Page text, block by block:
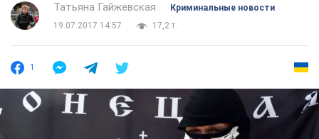
Татьяна Гайжевская
Криминальные новости
19.07.2017 14:57
17,2 т.
1